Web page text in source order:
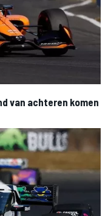
van achteren komen